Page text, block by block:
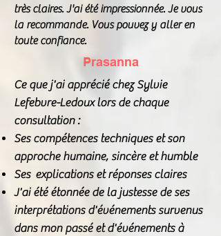
très claires. J'ai été impressionnée. Je vous
la recommande. Vous pouvez y aller en
toute confiance.
Prasanna
Ce que j'ai apprécié chez Sylvie
Lefebvre-Ledoux lors de chaque
consultation :
Ses compétences techniques et son
approche humaine, sincère et humble
Ses explications et réponses claires
J'ai été étonnée de la justesse de ses
interprétations d'événements survenus
dans mon passé et d'événements à